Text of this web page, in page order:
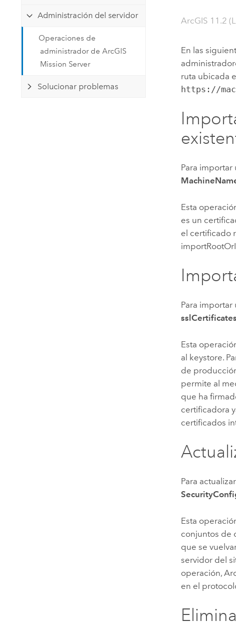
Tecnología para desarrolladores
representación cartográfica y
análisis espacial
Todos los productos
Todos los sectores
Administración del servidor
Operaciones de
administrador de ArcGIS
Mission Server
Solucionar problemas
ArcGIS 11.2
En las
ruta ubicada
https://
Para
Esta
es un
el certificado
Para importar
sslCertificates
Esta
al keystore.
de
permite al
que ha
certificadora
certificados
Para
Esta
conjuntos de
que se
servidor del
operación,
en el